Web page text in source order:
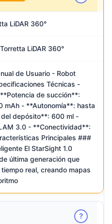
LiDAR 360°
Torretta LiDAR 360°
de Usuario - Robot
Técnicas -
de succión**:
- **Autonomía**: hasta
depósito**: 600 ml -
3.0 - **Conectividad**:
Principales ###
El StarSight 1.0
última generación que
real, creando mapas
?